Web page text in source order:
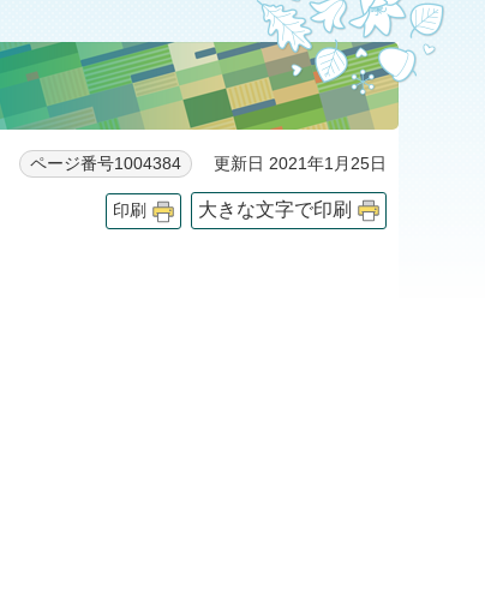
ページ番号1004384 更新日 2021年1月25日
印刷 大きな文字で印刷